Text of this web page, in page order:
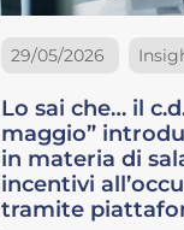
29/05/2026
Lo sai che… il
maggio”
in materia di
incentivi
tramite